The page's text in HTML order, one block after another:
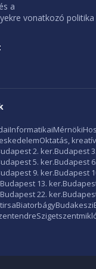
a
vonatkozó politika
InformatikaiMérnöki
Oktatás,
2. ker.Budapest
5. ker.Budapest
9. ker.Budapest
Budapest 13. ker.
Budapest 22. ker.
BiatorbágyBudakeszi